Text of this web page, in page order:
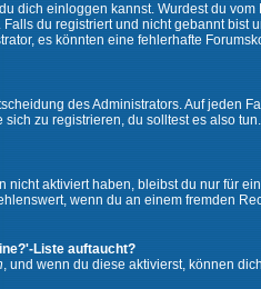
dich einloggen kannst. Wurdest du
du registriert und nicht gebannt
es könnten eine fehlerhafte
des Administrators. Auf
zu registrieren, du solltest es also tun.
nicht aktiviert haben, bleibst du nur für
wenn du an einem fremden
Liste auftaucht?
, und wenn du diese aktivierst, können